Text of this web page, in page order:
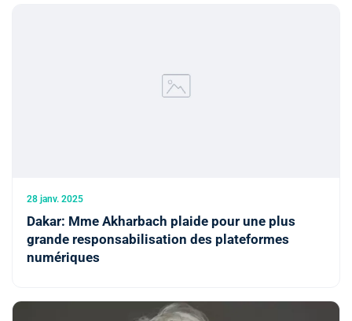
28 janv. 2025
Dakar: Mme Akharbach plaide pour une plus
grande responsabilisation des plateformes
numériques